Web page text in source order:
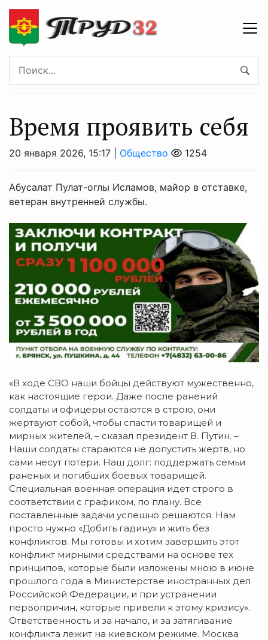
Время проявить себя
20 января 2026, 15:17 | Общество 1254
Абусалат Пулат-оглы Исламов, майор в отставке,
ветеран внутренней службы.
«В ходе СВО наши бойцы действуют мужественно,
как настоящие герои. Даже после ранений
солдаты и офицеры остаются в строю, они
жертвуют собой, чтобы спасти товарищей и
мирных жителей, – сказал президент В. Путин. –
Наши солдаты стараются не допустить жертв, но
сами несут потери. Наш долг: поддержать семьи
раненых и погибших боевых товарищей.
Специальная военная операция идет строго в
соответствии с графиком, по плану. Все
поставленные задачи успешно решаются. Нам
просто нужно «Добить гадину» и жить без
конфликтов. Мы готовы и хотим завершить этот
конфликт мирными средствами на основе тех
принципов, которые были изложены мною в июне
прошлого года в Министерстве иностранных дел
Российской Федерации, и при устранении
первопричин, которые привели к этому кризису».
Ответственность и за начало, и за затягивание
конфликта лежит на киевском режиме. Москва